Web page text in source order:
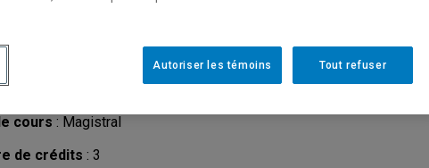
cours : Magistral
de crédits : 3
Discipline: Sociologie
Tout refuser
Autoriser les témoins